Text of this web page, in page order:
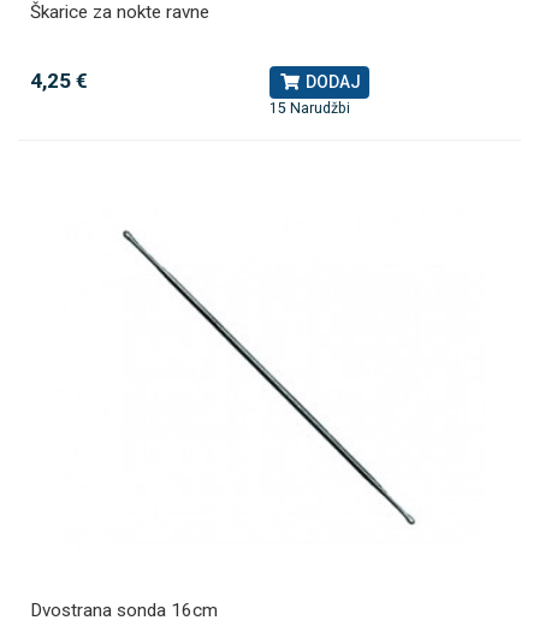
Škarice za nokte ravne
4,25 € DODAJ
15 Narudžbi
Dvostrana sonda 16cm